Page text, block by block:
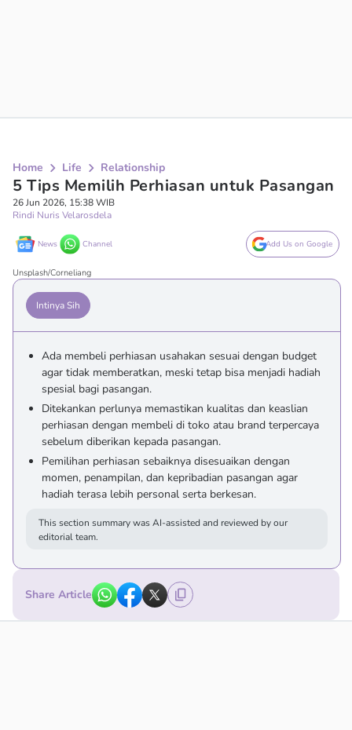
Home Life Relationship
5 Tips Memilih Perhiasan untuk Pasangan
26 Jun 2026, 15:38 WIB
Rindi Nuris Velarosdela
News Channel Add Us on Google
Unsplash/Corneliang
Intinya Sih
Ada membeli perhiasan usahakan sesuai dengan budget
agar tidak memberatkan, meski tetap bisa menjadi hadiah
spesial bagi pasangan.
Ditekankan perlunya memastikan kualitas dan keaslian
perhiasan dengan membeli di toko atau brand terpercaya
sebelum diberikan kepada pasangan.
Pemilihan perhiasan sebaiknya disesuaikan dengan
momen, penampilan, dan kepribadian pasangan agar
hadiah terasa lebih personal serta berkesan.
This section summary was AI-assisted and reviewed by our
editorial team.
Share Article